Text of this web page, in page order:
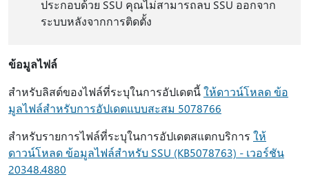
ประกอบด้วย SSU คุณไม่สามารถลบ SSU ออกจาก
ระบบหลังจากการติดตั้ง
ข้อมูลไฟล์
สําหรับลิสต์ของไฟล์ที่ระบุในการอัปเดตนี้ให้ดาวน์โหลด ข้อ
มูลไฟล์สําหรับการอัปเดตแบบสะสม 5078766
สําหรับรายการไฟล์ที่ระบุในการอัปเดตสแตกบริการ ให้
ดาวน์โหลด ข้อมูลไฟล์สําหรับ SSU (KB5078763) - เวอร์ชัน
20348.4880